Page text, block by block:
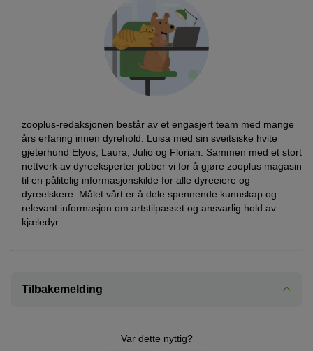
zooplus-redaksjonen består av et engasjert team med mange
års erfaring innen dyrehold: Luisa med sin sveitsiske hvite
gjeterhund Elyos, Laura, Julio og Florian. Sammen med et stort
nettverk av dyreeksperter jobber vi for å gjøre zooplus magasin
til en pålitelig informasjonskilde for alle dyreeiere og
dyreelskere. Målet vårt er å dele spennende kunnskap og
relevant informasjon om artstilpasset og ansvarlig hold av
kjæledyr.
Tilbakemelding
Var dette nyttig?